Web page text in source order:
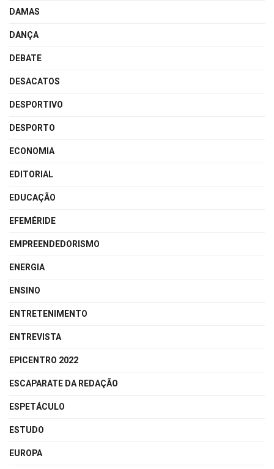
DAMAS
DANÇA
DEBATE
DESACATOS
DESPORTIVO
DESPORTO
ECONOMIA
EDITORIAL
EDUCAÇÃO
EFEMÉRIDE
EMPREENDEDORISMO
ENERGIA
ENSINO
ENTRETENIMENTO
ENTREVISTA
EPICENTRO 2022
ESCAPARATE DA REDAÇÃO
ESPETÁCULO
ESTUDO
EUROPA